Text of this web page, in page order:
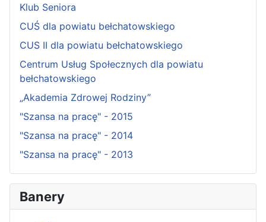
Klub Seniora
CUŚ dla powiatu bełchatowskiego
CUS II dla powiatu bełchatowskiego
Centrum Usług Społecznych dla powiatu
bełchatowskiego
„Akademia Zdrowej Rodziny”
"Szansa na pracę" - 2015
"Szansa na pracę" - 2014
"Szansa na pracę" - 2013
Banery